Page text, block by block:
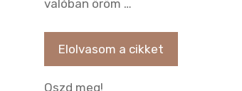
valóban öröm …
Elolvasom a cikket
Oszd meg!